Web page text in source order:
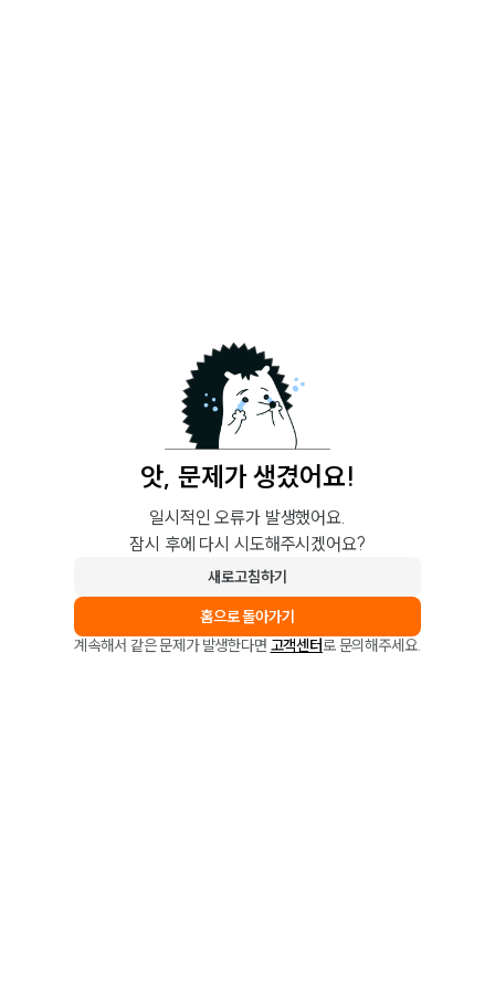
앗, 문제가 생겼어요!
일시적인 오류가 발생했어요.
잠시 후에 다시 시도해주시겠어요?
새로고침하기
홈으로 돌아가기
계속해서 같은 문제가 발생한다면 고객센터로 문의해주세요.